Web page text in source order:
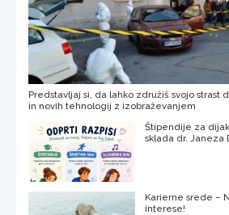
Predstavljaj si, da lahko združiš svojo strast
in novih tehnologij z izobraževanjem
Štipendije za
sklada dr. Janeza
Karierne srede –
interese!